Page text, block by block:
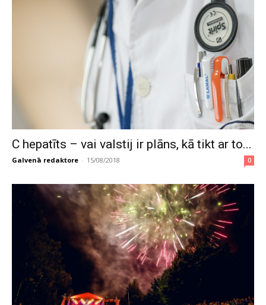
C hepatīts – vai valstij ir plāns, kā tikt ar to...
Galvenā redaktore - 15/08/2018 0